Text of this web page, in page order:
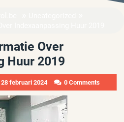
Over
Huur 2019
28 februari 2024 0 Comments